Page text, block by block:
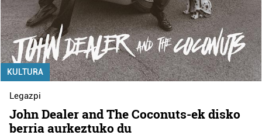
KULTURA
Legazpi
John Dealer and The Coconuts-ek disko
berria aurkeztuko du